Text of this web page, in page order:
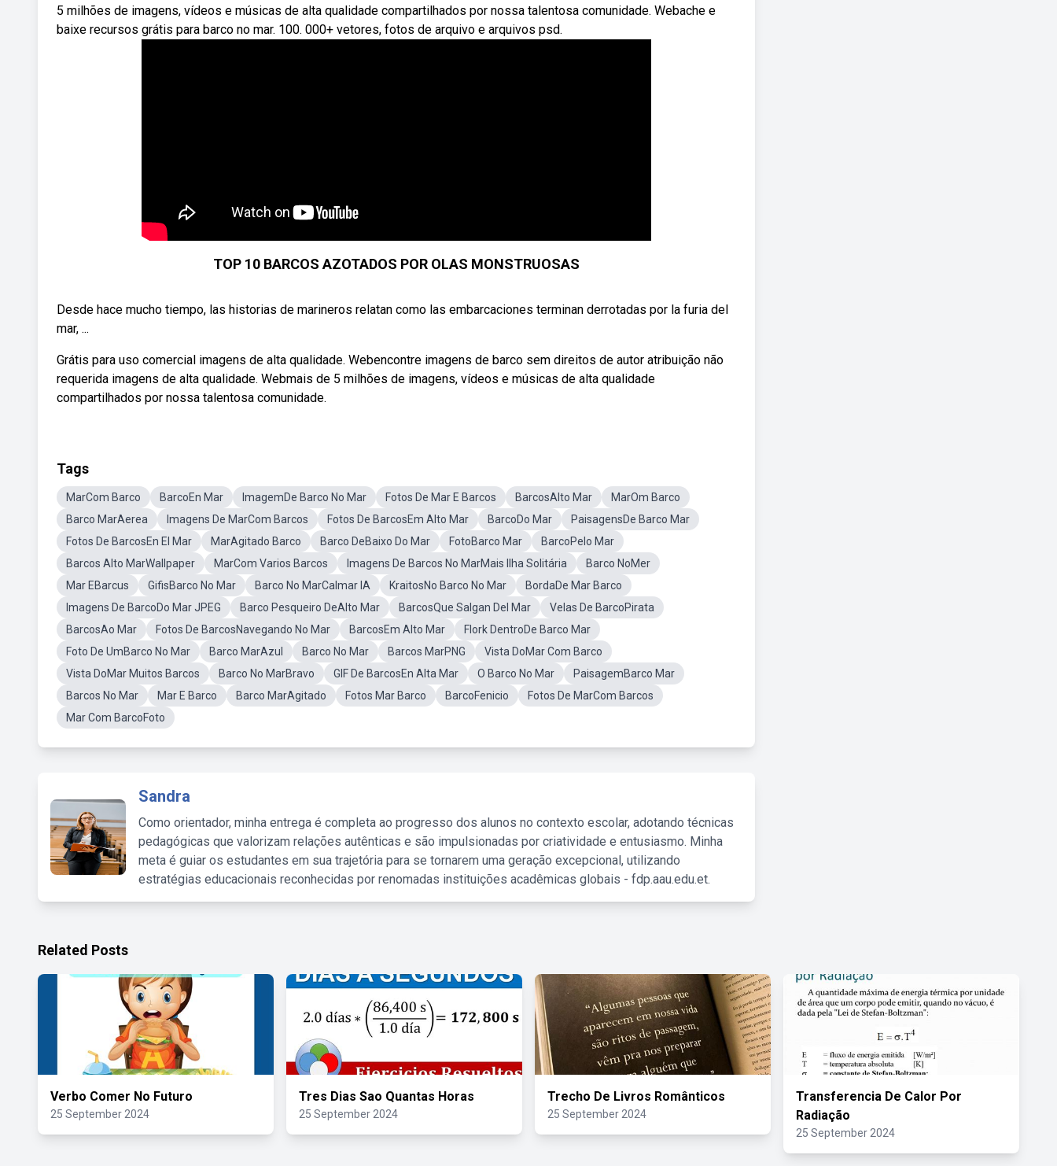
5 milhões de imagens, vídeos e músicas de alta qualidade compartilhados por nossa talentosa comunidade. Webache e
baixe recursos grátis para barco no mar. 100. 000+ vetores, fotos de arquivo e arquivos psd.
TOP 10 BARCOS AZOTADOS POR OLAS MONSTRUOSAS
Desde hace mucho tiempo, las historias de marineros relatan como las embarcaciones terminan derrotadas por la furia del
mar, ...
Grátis para uso comercial imagens de alta qualidade. Webencontre imagens de barco sem direitos de autor atribuição não
requerida imagens de alta qualidade. Webmais de 5 milhões de imagens, vídeos e músicas de alta qualidade
compartilhados por nossa talentosa comunidade.
Tags
MarCom Barco BarcoEn Mar ImagemDe Barco No Mar Fotos De Mar E Barcos BarcosAlto Mar
MarOm Barco
Barco MarAerea
Imagens De MarCom Barcos Fotos De BarcosEm Alto Mar BarcoDo Mar
PaisagensDe Barco Mar
Fotos De BarcosEn El Mar
MarAgitado Barco Barco DeBaixo Do Mar FotoBarco Mar
BarcoPelo Mar
Barcos Alto MarWallpaper
MarCom Varios Barcos Imagens De Barcos No MarMais Ilha Solitária
Barco NoMer
Mar EBarcus
GifisBarco No Mar Barco No MarCalmar IA KraitosNo Barco No Mar
BordaDe Mar Barco
Imagens De BarcoDo Mar JPEG
Barco Pesqueiro DeAlto Mar BarcosQue Salgan Del Mar
Velas De BarcoPirata
BarcosAo Mar
Fotos De BarcosNavegando No Mar BarcosEm Alto Mar
Flork DentroDe Barco Mar
Foto De UmBarco No Mar
Barco MarAzul Barco No Mar Barcos MarPNG
Vista DoMar Com Barco
Vista DoMar Muitos Barcos
Barco No MarBravo GIF De BarcosEn Alta Mar O Barco No Mar
PaisagemBarco Mar
Barcos No Mar
Mar E Barco Barco MarAgitado Fotos Mar Barco BarcoFenicio
Fotos De MarCom Barcos
Mar Com BarcoFoto
Sandra
Como orientador, minha entrega é completa ao progresso dos alunos no contexto escolar, adotando técnicas
pedagógicas que valorizam relações autênticas e são impulsionadas por criatividade e entusiasmo. Minha
meta é guiar os estudantes em sua trajetória para se tornarem uma geração excepcional, utilizando
estratégias educacionais reconhecidas por renomadas instituições acadêmicas globais - fdp.aau.edu.et.
Related Posts
Verbo Comer No Futuro
25 September 2024
Tres Dias Sao Quantas Horas
25 September 2024
Trecho De Livros Românticos
25 September 2024
Transferencia De Calor Por
Radiação
25 September 2024